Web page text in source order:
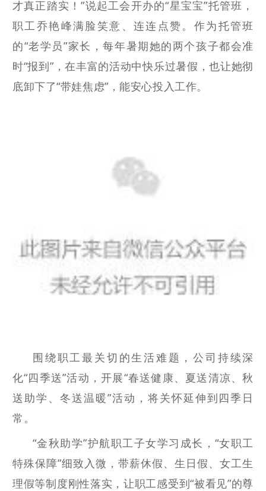
才真正踏实！”说起工会开办的“星宝宝”托管班，
职工乔艳峰满脸笑意、连连点赞。作为托管班
的“老学员”家长，每年暑期她的两个孩子都会准
时“报到”，在丰富的活动中快乐过暑假，也让她彻
底卸下了“带娃焦虑”，能安心投入工作。
围绕职工最关切的生活难题，公司 持续深
化“四季送”活动 ，开展“春送健康、夏送清凉、秋
送助学、冬送温暖”活动，将关怀延伸到四季日
常。
“金秋助学”护航职工子女学习成长，“女职工
特殊保障”细致入微，带薪休假、生日假、女工生
理假等制度刚性落实，让职工感受到“被看见”的尊